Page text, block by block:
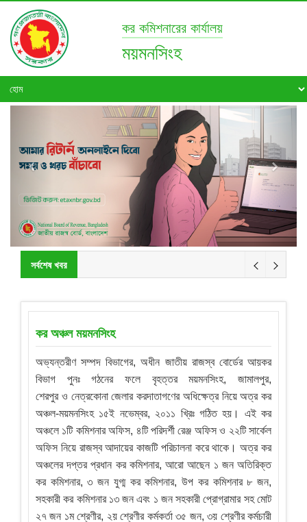
কর কমিশনারের কার্যালয়
ময়মনসিংহ
সর্বশেষ খবর
কর অঞ্চল ময়মনসিংহ
অভ্যন্তরীণ সম্পদ বিভাগের, অধীন জাতীয় রাজস্ব বোর্ডের আয়কর
বিভাগ পুনঃ গঠনের ফলে বৃহত্তর ময়মনসিংহ, জামালপুর,
শেরপুর ও নেত্রকোনা জেলার করদাতাগণের অধিক্ষেত্র নিয়ে অত্র কর
অঞ্চল-ময়মনসিংহ ১৫ই নভেম্বর, ২০১১ খ্রিঃ গঠিত হয়। এই কর
অঞ্চলে ১টি কমিশনার অফিস, ৪টি পরিদর্শী রেঞ্জ অফিস ও ২২টি সার্কেল
অফিস নিয়ে রাজস্ব আদায়ের কাজটি পরিচালনা করে থাকে। অত্র কর
অঞ্চলের দপ্তর প্রধান কর কমিশনার, আরো আছেন ১ জন অতিরিক্ত
কর কমিশনার, ৩ জন যুগ্ম কর কমিশনার, উপ কর কমিশনার ৮ জন,
সহকারী কর কমিশনার ১৩ জন এবং ১ জন সহকারী প্রোগ্রামার সহ মোট
২৭ জন ১ম শ্রেণীর, ২য় শ্রেণীর কর্মকর্তা ৩৫ জন, ৩য় শ্রেণীর কর্মচারী